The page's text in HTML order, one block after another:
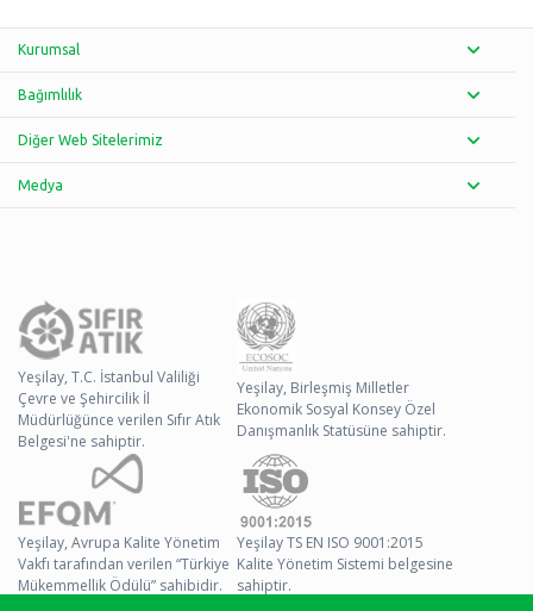
Kurumsal
Bağımlılık
Diğer Web Sitelerimiz
Medya
Yeşilay, T.C. İstanbul Valiliği
Çevre ve Şehircilik İl
Müdürlüğünce verilen Sıfır Atık
Belgesi'ne sahiptir.
Yeşilay, Birleşmiş Milletler
Ekonomik Sosyal Konsey Özel
Danışmanlık Statüsüne sahiptir.
Yeşilay, Avrupa Kalite Yönetim
Vakfı tarafından verilen “Türkiye
Mükemmellik Ödülü” sahibidir.
Yeşilay TS EN ISO 9001:2015
Kalite Yönetim Sistemi belgesine
sahiptir.